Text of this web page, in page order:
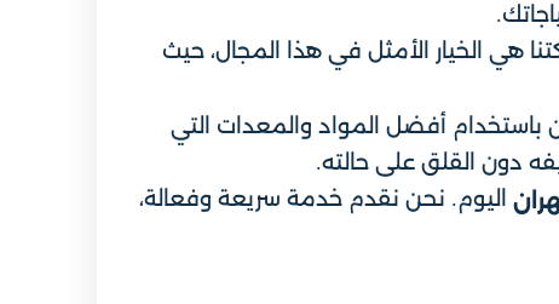
هي الخيار الأمثل في هذا المجال، حيث
أفضل المواد والمعدات التي
دون القلق على حالته.
اليوم. نحن نقدم خدمة سريعة وفعالة،